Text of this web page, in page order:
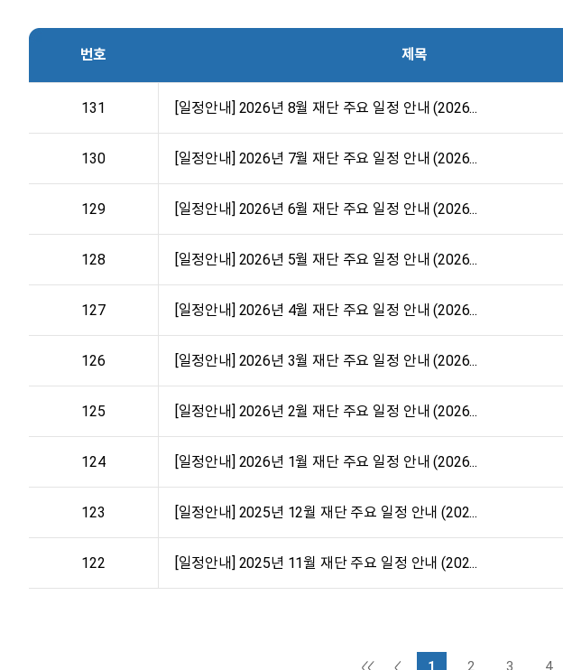
번호 제목
131 [일정안내] 2026년 8월 재단 주요 일정 안내 (2026...
130 [일정안내] 2026년 7월 재단 주요 일정 안내 (2026...
129 [일정안내] 2026년 6월 재단 주요 일정 안내 (2026...
128 [일정안내] 2026년 5월 재단 주요 일정 안내 (2026...
127 [일정안내] 2026년 4월 재단 주요 일정 안내 (2026...
126 [일정안내] 2026년 3월 재단 주요 일정 안내 (2026...
125 [일정안내] 2026년 2월 재단 주요 일정 안내 (2026...
124 [일정안내] 2026년 1월 재단 주요 일정 안내 (2026...
123 [일정안내] 2025년 12월 재단 주요 일정 안내 (202...
122 [일정안내] 2025년 11월 재단 주요 일정 안내 (202...
1 2 3 4